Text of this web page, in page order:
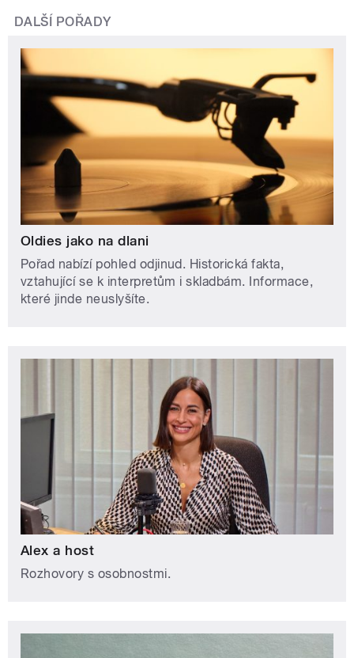
DALŠÍ POŘADY
Oldies jako na dlani
Pořad nabízí pohled odjinud. Historická fakta,
vztahující se k interpretům i skladbám. Informace,
které jinde neuslyšíte.
Alex a host
Rozhovory s osobnostmi.